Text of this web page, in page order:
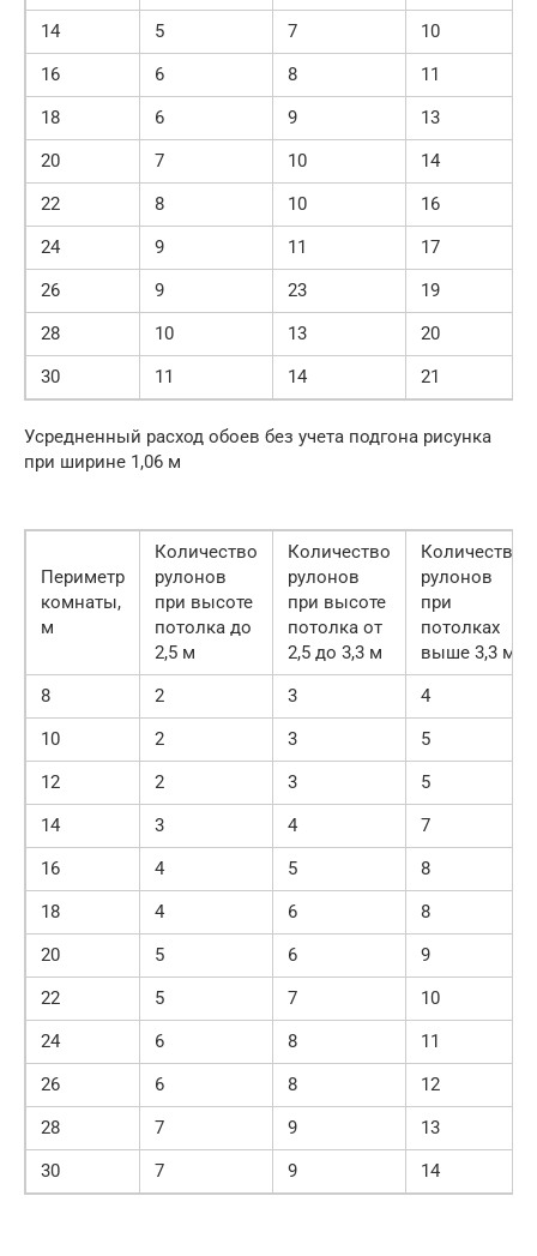
14
5 7
10
16
6 8
11
18
6 9
13
20
7 10
14
22
8 10
16
24
9 11
17
26
9 23
19
28
10 13
20
30
11 14 21
Усредненный расход обоев без учета подгона рисунка
при ширине 1,06 м
Периметр
комнаты,
м
Количество
рулонов
при высоте
потолка до
2,5 м
Количество
рулонов
при высоте
потолка от
2,5 до 3,3 м
Количество
рулонов
при
потолках
выше 3,3 м
8
2 3
4
10
2 3
5
12
2 3
5
14
3 4
7
16
4 5
8
18
4 6
8
20
5 6
9
22
5 7
10
24
6 8
11
26
6 8
12
28
7 9
13
30
7 9 14